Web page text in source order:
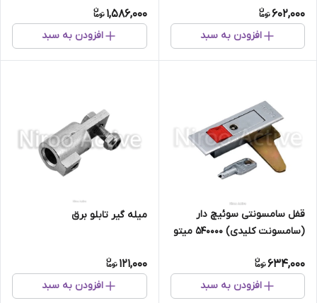
602,000
افزودن به سبد
1,586,000
افزودن به سبد
قفل سامسونتی سوئیچ دار
(سامسونت کلیدی) 540000 میتو
634,000
افزودن به سبد
میله گیر تابلو برق
121,000
افزودن به سبد